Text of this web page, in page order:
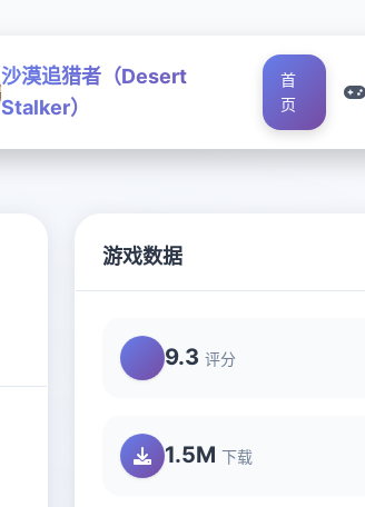
沙漠追猎者（Desert
Stalker）
首
页
游戏数据
9.3 评分
1.5M 下载